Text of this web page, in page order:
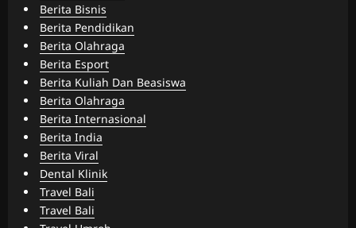
Berita Bisnis
Berita Pendidikan
Berita Olahraga
Berita Esport
Berita Kuliah Dan Beasiswa
Berita Olahraga
Berita Internasional
Berita India
Berita Viral
Dental Klinik
Travel Bali
Travel Bali